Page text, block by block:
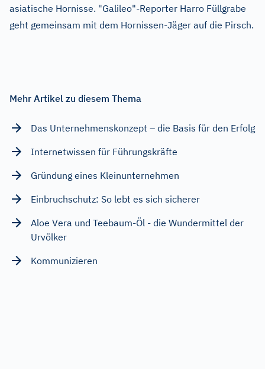
asiatische Hornisse. "Galileo"-Reporter Harro Füllgrabe
geht gemeinsam mit dem Hornissen-Jäger auf die Pirsch.
Mehr Artikel zu diesem Thema
Das Unternehmenskonzept – die Basis für den Erfolg
Internetwissen für Führungskräfte
Gründung eines Kleinunternehmen
Einbruchschutz: So lebt es sich sicherer
Aloe Vera und Teebaum-Öl - die Wundermittel der
Urvölker
Kommunizieren